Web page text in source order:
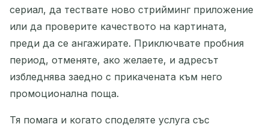
сериал, да тествате ново стрийминг приложение
или да проверите качеството на картината,
преди да се ангажирате. Приключвате пробния
период, отменяте, ако желаете, и адресът
избледнява заедно с прикачената към него
промоционална поща.
Тя помага и когато споделяте услуга със